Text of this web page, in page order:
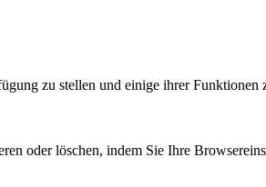
zu stellen und einige ihrer Funktionen
oder löschen, indem Sie Ihre